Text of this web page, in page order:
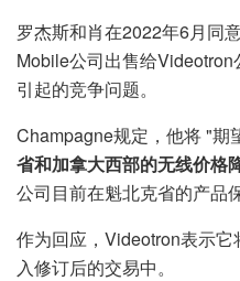
罗杰斯和肖在2022年6月同
Mobile公司出售给
引起的竞争问题。
Champagne规定，他将 "期
省和加拿大西部的无线价格
公司目前在魁北克省的产品
作为回应，Videotron表示
入修订后的交易中。